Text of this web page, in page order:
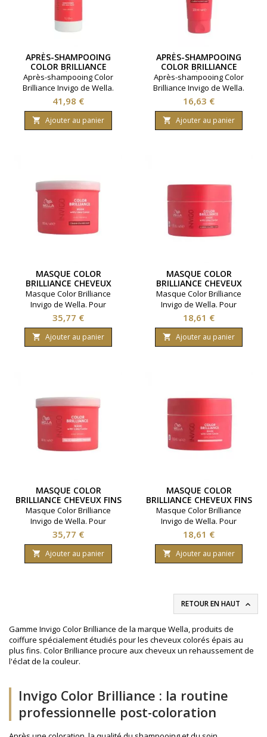
APRÈS-SHAMPOOING
COLOR BRILLIANCE
CHEVEUX ÉPAIS WELLA
1000ML
Après-shampooing Color
Brilliance Invigo de Wella.
Pour cheveux épais et
colorés. Préserve l'éclat de la
coloration jusqu'à 7
semaines. Contenance
Prix
41,98 €
 Ajouter au panier
APRÈS-SHAMPOOING
COLOR BRILLIANCE
CHEVEUX ÉPAIS WELLA
200ML
Après-shampooing Color
Brilliance Invigo de Wella.
Pour cheveux épais et
colorés. Préserve l'éclat de la
coloration jusqu'à 7
semaines. Contenance 200ml.
Prix
16,63 €
 Ajouter au panier
MASQUE COLOR
BRILLIANCE CHEVEUX
ÉPAIS WELLA 500ML
Masque Color Brilliance
Invigo de Wella. Pour
cheveux épais et colorés.
Préserve l'éclat de la
coloration. Contenance
500ml.
Prix
35,77 €
 Ajouter au panier
MASQUE COLOR
BRILLIANCE CHEVEUX
ÉPAIS WELLA 150ML
Masque Color Brilliance
Invigo de Wella. Pour
cheveux épais et colorés.
Préserve l'éclat de la
coloration. Contenance
150ml.
Prix
18,61 €
 Ajouter au panier
MASQUE COLOR
BRILLIANCE CHEVEUX FINS
WELLA 500ML
Masque Color Brilliance
Invigo de Wella. Pour
cheveux fins et colorés.
Préserve l'éclat de la
coloration. Contenance
500ml.
Prix
35,77 €
 Ajouter au panier
MASQUE COLOR
BRILLIANCE CHEVEUX FINS
WELLA 150ML
Masque Color Brilliance
Invigo de Wella. Pour
cheveux fins et colorés.
Préserve l'éclat de la
coloration. Contenance
150ml.
Prix
18,61 €
 Ajouter au panier
RETOUR EN HAUT 
Gamme Invigo Color Brilliance de la marque Wella, produits de
coiffure spécialement étudiés pour les cheveux colorés épais au
plus fins. Color Brilliance procure aux cheveux un rehaussement de
l'éclat de la couleur.
Invigo Color Brilliance : la routine
professionnelle post-coloration